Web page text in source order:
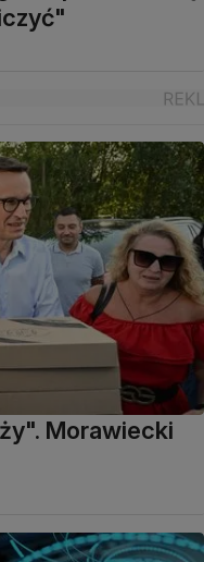
Morawiecki